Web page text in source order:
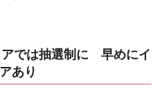
では抽選制に 早めにイ
あり